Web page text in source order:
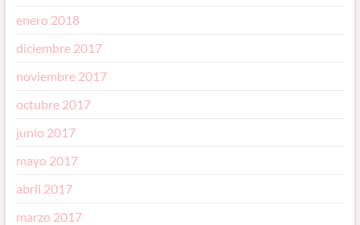
enero 2018
diciembre 2017
noviembre 2017
octubre 2017
junio 2017
mayo 2017
abril 2017
marzo 2017